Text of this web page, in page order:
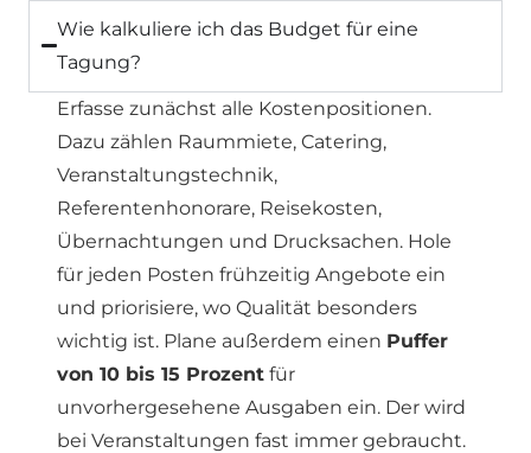
Wie kalkuliere ich das Budget für eine
Tagung?
Erfasse zunächst alle Kostenpositionen.
Dazu zählen Raummiete, Catering,
Veranstaltungstechnik,
Referentenhonorare, Reisekosten,
Übernachtungen und Drucksachen. Hole
für jeden Posten frühzeitig Angebote ein
und priorisiere, wo Qualität besonders
wichtig ist. Plane außerdem einen Puffer
von 10 bis 15 Prozent für
unvorhergesehene Ausgaben ein. Der wird
bei Veranstaltungen fast immer gebraucht.